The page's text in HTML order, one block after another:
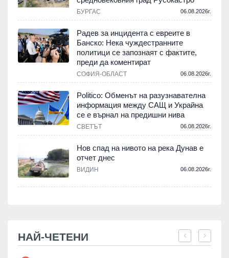
БУРГАС 06.08.2026г.
Радев за инцидента с евреите в
Банско: Нека чуждестранните
политици се запознаят с фактите,
преди да коментират
СОФИЯ-ОБЛАСТ 06.08.2026г.
Politico: Обменът на разузнавателна
информация между САЩ и Украйна
се е върнал на предишни нива
СВЕТЪТ 06.08.2026г.
Нов спад на нивото на река Дунав е
отчет днес
ВИДИН 06.08.2026г.
НАЙ-ЧЕТЕНИ